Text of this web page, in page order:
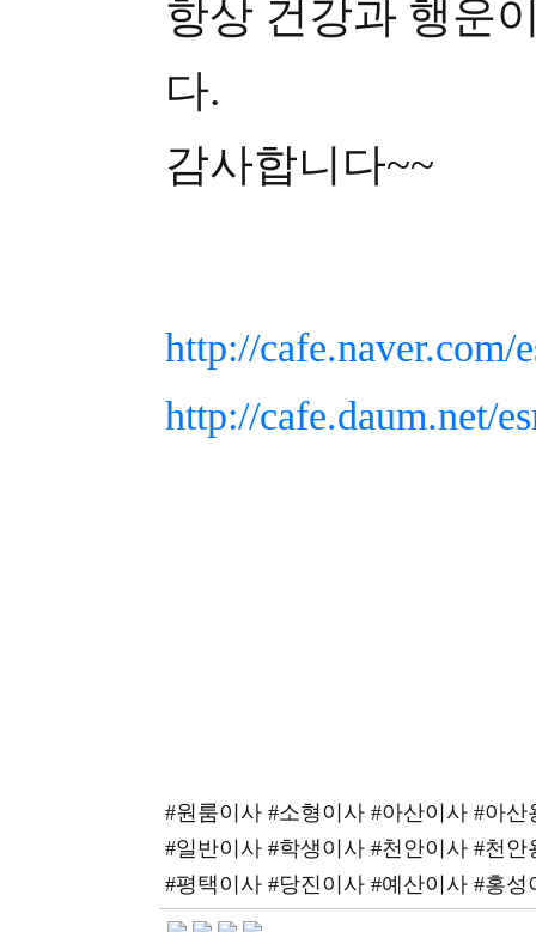
항상 건강과 행운
다.
감사합니다~~
http://cafe.naver.com/
http://cafe.daum.net/
#원룸이사 #소형이사 #아산이사 #아
#일반이사 #학생이사 #천안이사 #천
#평택이사 #당진이사 #예산이사 #홍